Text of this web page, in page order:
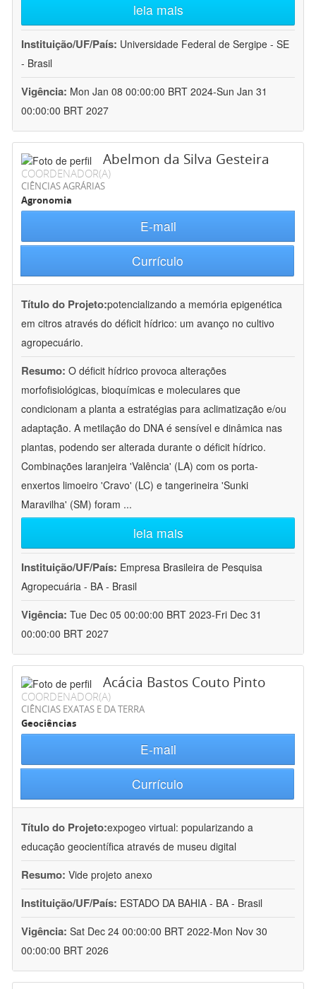
leia mais
Instituição/UF/País: Universidade Federal de Sergipe - SE
- Brasil
Vigência: Mon Jan 08 00:00:00 BRT 2024-Sun Jan 31
00:00:00 BRT 2027
Abelmon da Silva Gesteira
COORDENADOR(A)
CIÊNCIAS AGRÁRIAS
Agronomia
E-mail
Currículo
Título do Projeto:potencializando a memória epigenética
em citros através do déficit hídrico: um avanço no cultivo
agropecuário.
Resumo: O déficit hídrico provoca alterações
morfofisiológicas, bioquímicas e moleculares que
condicionam a planta a estratégias para aclimatização e/ou
adaptação. A metilação do DNA é sensível e dinâmica nas
plantas, podendo ser alterada durante o déficit hídrico.
Combinações laranjeira 'Valência' (LA) com os porta-
enxertos limoeiro 'Cravo' (LC) e tangerineira 'Sunki
Maravilha' (SM) foram ...
leia mais
Instituição/UF/País: Empresa Brasileira de Pesquisa
Agropecuária - BA - Brasil
Vigência: Tue Dec 05 00:00:00 BRT 2023-Fri Dec 31
00:00:00 BRT 2027
Acácia Bastos Couto Pinto
COORDENADOR(A)
CIÊNCIAS EXATAS E DA TERRA
Geociências
E-mail
Currículo
Título do Projeto:expogeo virtual: popularizando a
educação geocientífica através de museu digital
Resumo: Vide projeto anexo
Instituição/UF/País: ESTADO DA BAHIA - BA - Brasil
Vigência: Sat Dec 24 00:00:00 BRT 2022-Mon Nov 30
00:00:00 BRT 2026